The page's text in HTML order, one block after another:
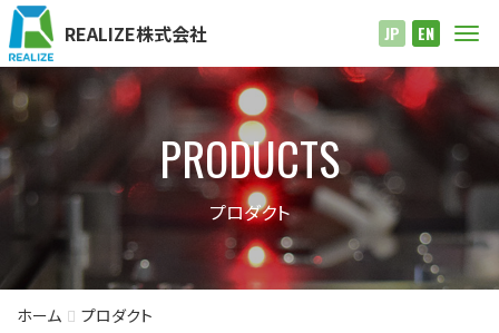
REALIZE株式会社 EN
JP
PRODUCTS
プロダクト
ホーム プロダクト